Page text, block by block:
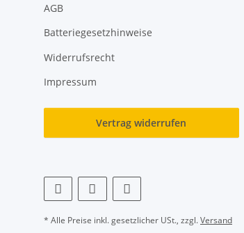
AGB
Batteriegesetzhinweise
Widerrufsrecht
Impressum
Vertrag widerrufen
* Alle Preise inkl. gesetzlicher USt., zzgl.Versand